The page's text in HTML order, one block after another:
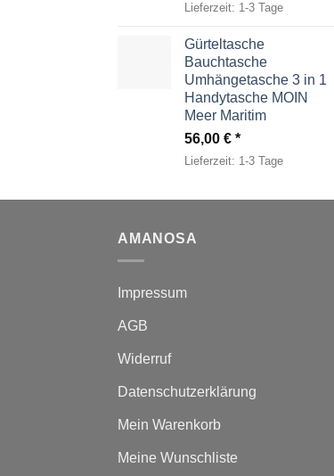
Lieferzeit: 1-3 Tage
Gürteltasche
Bauchtasche
Umhängetasche 3 in 1
Handytasche MOIN
Meer Maritim
56,00 €
Lieferzeit: 1-3 Tage
AMANOSA
Impressum
AGB
Widerruf
Datenschutzerklärung
Mein Warenkorb
Meine Wunschliste